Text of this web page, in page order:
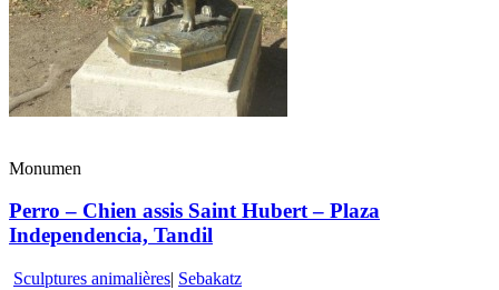
Monumen
Perro – Chien assis Saint Hubert – Plaza
Independencia, Tandil
Sculptures animalières| Sebakatz